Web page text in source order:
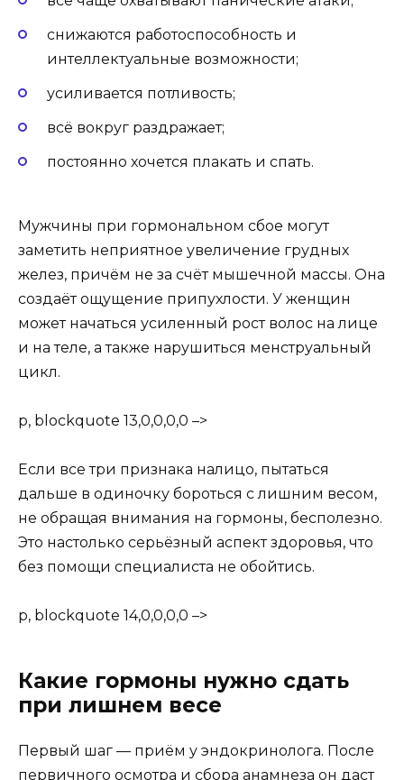
снижаются работоспособность и
интеллектуальные возможности;
усиливается потливость;
всё вокруг раздражает;
постоянно хочется плакать и спать.
Мужчины при гормональном сбое могут
заметить неприятное увеличение грудных
желез, причём не за счёт мышечной массы. Она
создаёт ощущение припухлости. У женщин
может начаться усиленный рост волос на лице
и на теле, а также нарушиться менструальный
цикл.
p, blockquote 13,0,0,0,0 –>
Если все три признака налицо, пытаться
дальше в одиночку бороться с лишним весом,
не обращая внимания на гормоны, бесполезно.
Это настолько серьёзный аспект здоровья, что
без помощи специалиста не обойтись.
p, blockquote 14,0,0,0,0 –>
Какие гормоны нужно сдать
при лишнем весе
Первый шаг — приём у эндокринолога. После
первичного осмотра и сбора анамнеза он даст